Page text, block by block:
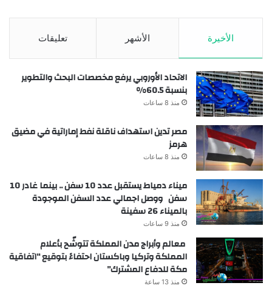
الأخيرة الأشهر تعليقات
الاتحاد الأوروبي يرفع مخصصات البحث والتطوير
بنسبة 60.5%
منذ 8 ساعات
مصر تدين استهداف ناقلة نفط إماراتية في مضيق
هرمز
منذ 8 ساعات
ميناء دمياط يستقبل عدد 10 سفن .. بينما غادر 10
سفن ووصل اجمالي عدد السفن الموجودة
بالميناء 26 سفينة
منذ 9 ساعات
معالم وأبراج مدن المملكة تتوشّح بأعلام
المملكة وتركيا وباكستان احتفاءً بتوقيع “اتفاقية
مكة للدفاع المشترك”
منذ 13 ساعة